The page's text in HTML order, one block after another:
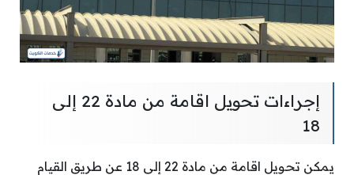
إجراءات تحويل اقامة من مادة 22 إلى
18
يمكن تحويل اقامة من مادة 22 إلى 18 عن طريق القيام